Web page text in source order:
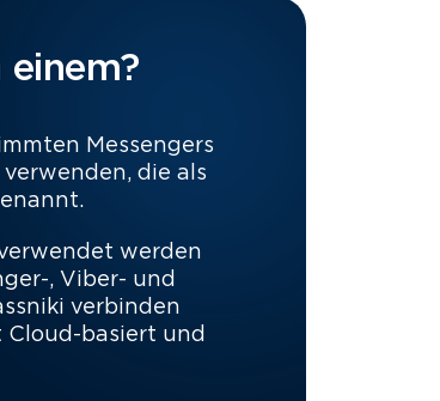
Messengers
die als
werden
, Viber- und
verbinden
Cloud-basiert und